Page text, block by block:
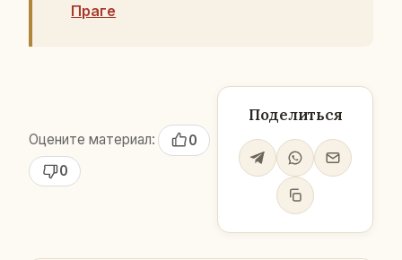
Праге
Оцените материал:
0
0
Поделиться